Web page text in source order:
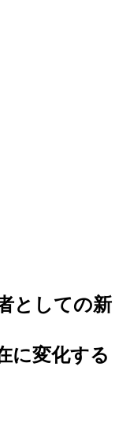
としての新
に変化する